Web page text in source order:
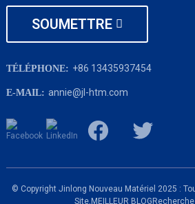
SOUMETTRE
TÉLÉPHONE: +86 13435937454
E-MAIL: annie@jl-htm.com
© Copyright Jinlong Nouveau Matériel 2025 :
Site, MEILLEUR BLOG